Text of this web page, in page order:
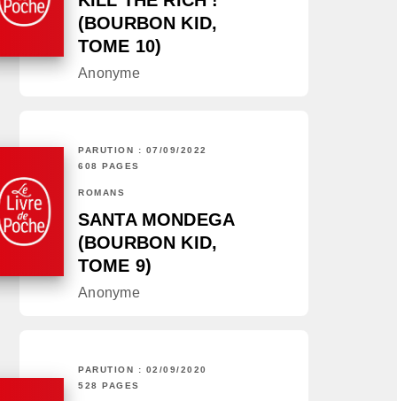
(BOURBON KID,
TOME 10)
Anonyme
PARUTION : 07/09/2022
608 PAGES
ROMANS
SANTA MONDEGA
(BOURBON KID,
TOME 9)
Anonyme
PARUTION : 02/09/2020
528 PAGES